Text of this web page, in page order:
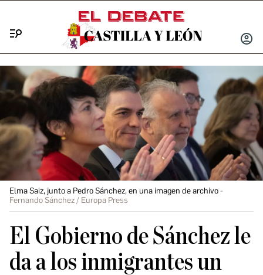
INICIAR
Elma Saiz, junto a Pedro Sánchez, en una imagen de archivo
Fernando Sánchez / Europa Press
El Gobierno de Sánchez le
da a los inmigrantes un